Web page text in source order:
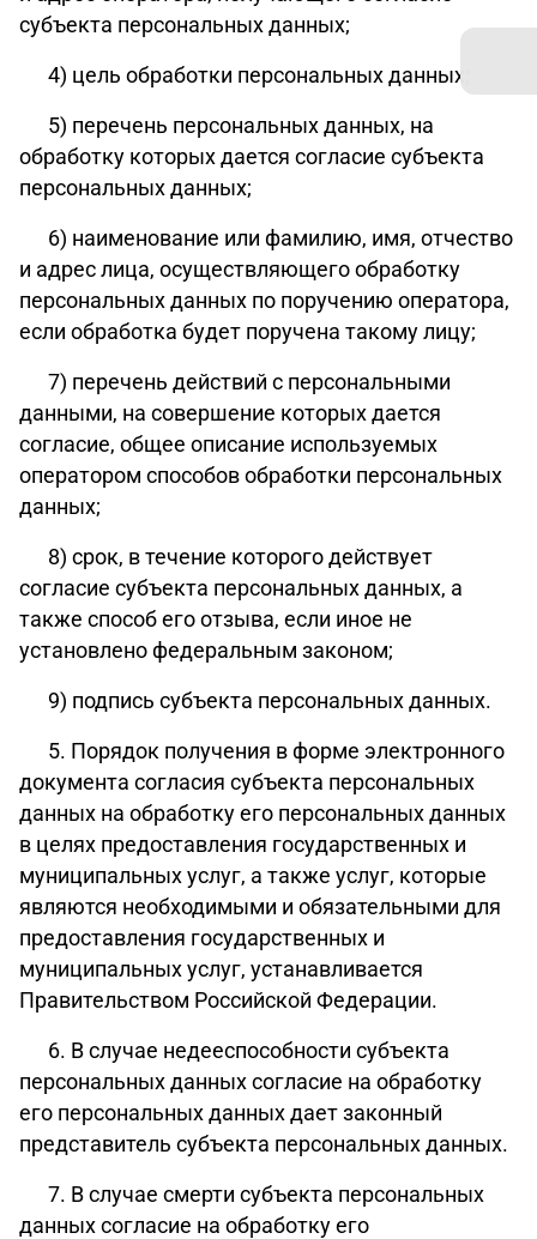
субъекта персональных данных;
4) цель обработки персональных данных;
5) перечень персональных данных, на
обработку которых дается согласие субъекта
персональных данных;
6) наименование или фамилию, имя, отчество
и адрес лица, осуществляющего обработку
персональных данных по поручению оператора,
если обработка будет поручена такому лицу;
7) перечень действий с персональными
данными, на совершение которых дается
согласие, общее описание используемых
оператором способов обработки персональных
данных;
8) срок, в течение которого действует
согласие субъекта персональных данных, а
также способ его отзыва, если иное не
установлено федеральным законом;
9) подпись субъекта персональных данных.
5. Порядок получения в форме электронного
документа согласия субъекта персональных
данных на обработку его персональных данных
в целях предоставления государственных и
муниципальных услуг, а также услуг, которые
являются необходимыми и обязательными для
предоставления государственных и
муниципальных услуг, устанавливается
Правительством Российской Федерации.
6. В случае недееспособности субъекта
персональных данных согласие на обработку
его персональных данных дает законный
представитель субъекта персональных данных.
7. В случае смерти субъекта персональных
данных согласие на обработку его